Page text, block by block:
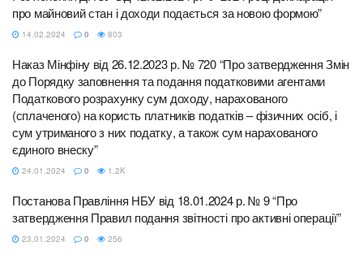
про майновий стан і доходи подається за новою формою”
14.02.2024 0 803
Наказ Мінфіну від 26.12.2023 р. № 720 “Про затвердження Змін
до Порядку заповнення та подання податковими агентами
Податкового розрахунку сум доходу, нарахованого
(сплаченого) на користь платників податків – фізичних осіб, і
сум утриманого з них податку, а також сум нарахованого
єдиного внеску”
24.01.2024 0 1.2K
Постанова Правління НБУ від 18.01.2024 р. № 9 “Про
затвердження Правил подання звітності про активні операції”
23.01.2024 0 256